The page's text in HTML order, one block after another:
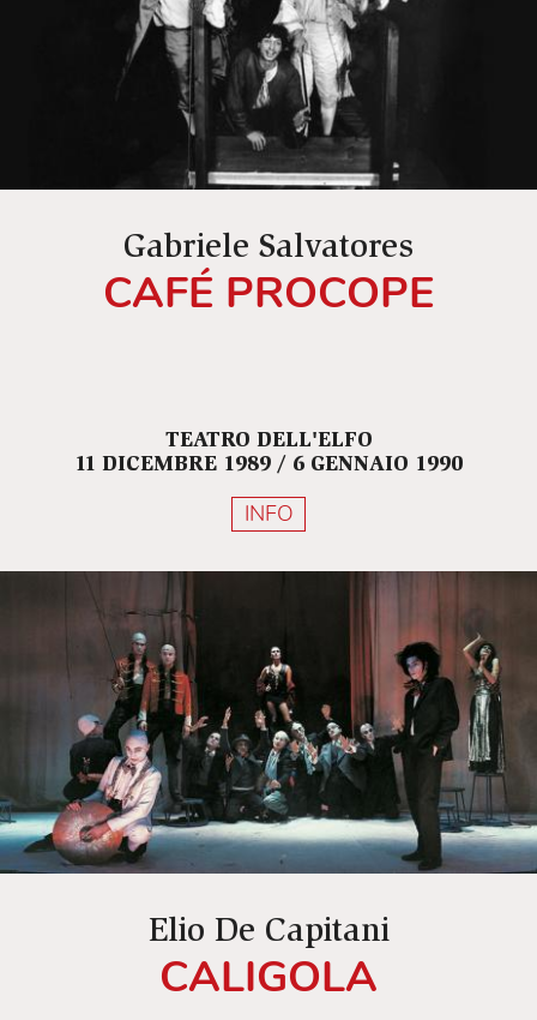
Gabriele Salvatores
CAFÉ PROCOPE
TEATRO DELL'ELFO
11 DICEMBRE 1989 / 6 GENNAIO 1990
INFO
Elio De Capitani
CALIGOLA